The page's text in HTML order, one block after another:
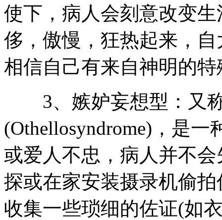
使下，病人会刻意改变
侈，傲慢，狂热起来，
相信自己有来自神明的
3、嫉妒妄想型：又
(Othellosyndrome)，是
或爱人不忠，病人并不
探或在家安装摄录机偷
收集一些琐细的佐证(如